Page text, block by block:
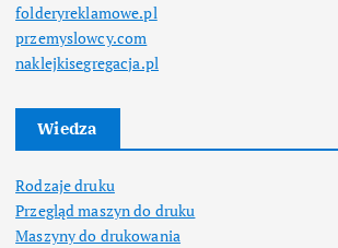
folderyreklamowe.pl
przemyslowcy.com
naklejkisegregacja.pl
Wiedza
Rodzaje druku
Przegląd maszyn do druku
Maszyny do drukowania